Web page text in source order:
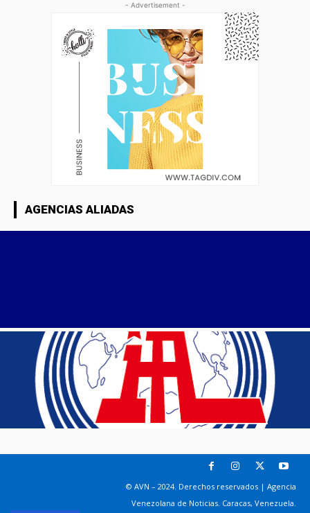
- Advertisement -
AGENCIAS ALIADAS
© AVN – 2024. Derechos reservados | Agencia
Venezolana de Noticias. Caracas, Venezuela.